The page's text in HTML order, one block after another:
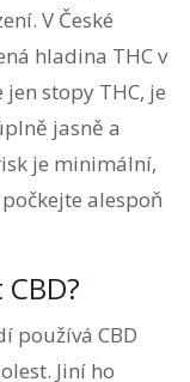
V České
hladina THC v
stopy THC, je
jasně a
je minimální,
alespoň
používá CBD
Jiní ho